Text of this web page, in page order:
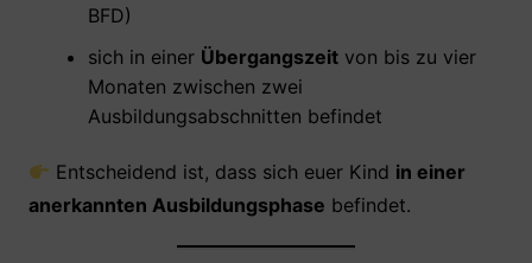
BFD)
sich in einer Übergangszeitvon bis zu vier
Monaten zwischen zwei
Ausbildungsabschnitten befindet
Entscheidend ist, dass sich euer Kind in einer
anerkannten Ausbildungsphase befindet.